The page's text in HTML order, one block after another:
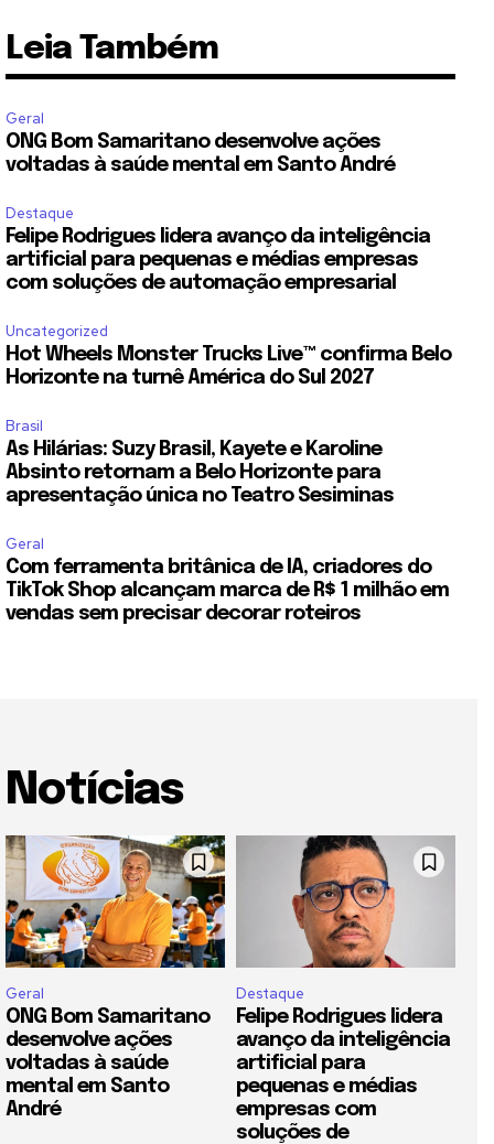
Leia Também
Geral
ONG Bom Samaritano desenvolve ações
voltadas à saúde mental em Santo André
Destaque
Felipe Rodrigues lidera avanço da inteligência
artificial para pequenas e médias empresas
com soluções de automação empresarial
Uncategorized
Hot Wheels Monster Trucks Live™ confirma Belo
Horizonte na turnê América do Sul 2027
Brasil
As Hilárias: Suzy Brasil, Kayete e Karoline
Absinto retornam a Belo Horizonte para
apresentação única no Teatro Sesiminas
Geral
Com ferramenta britânica de IA, criadores do
TikTok Shop alcançam marca de R$ 1 milhão em
vendas sem precisar decorar roteiros
Notícias
Geral
ONG Bom Samaritano
desenvolve ações
voltadas à saúde
mental em Santo
André
Destaque
Felipe Rodrigues lidera
avanço da inteligência
artificial para
pequenas e médias
empresas com
soluções de